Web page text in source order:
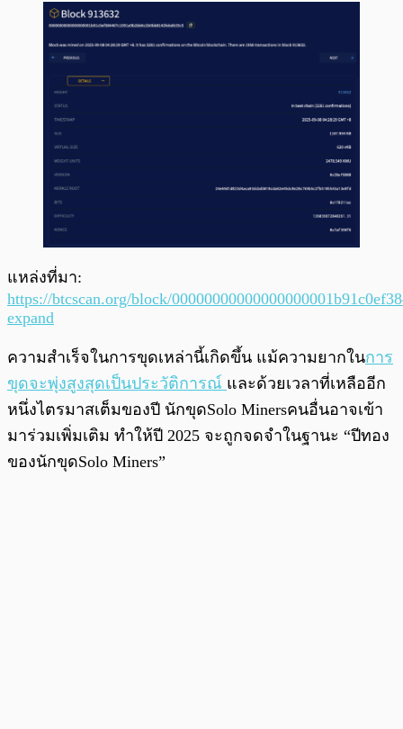
แหล่งที่มา:
https://btcscan.org/block/
expand
ความสำเร็จในการขุดเหล่านี้เกิดขึ้น แม้ความยากในการ
ขุดจะพุ่งสูงสุดเป็นประวัติการณ์ และด้วยเวลาที่เหลืออีก
หนึ่งไตรมาสเต็มของปี นักขุดSolo Minersคนอื่นอาจเข้า
มาร่วมเพิ่มเติม ทำให้ปี 2025 จะถูกจดจำในฐานะ “ปีทอง
ของนักขุดSolo Miners”